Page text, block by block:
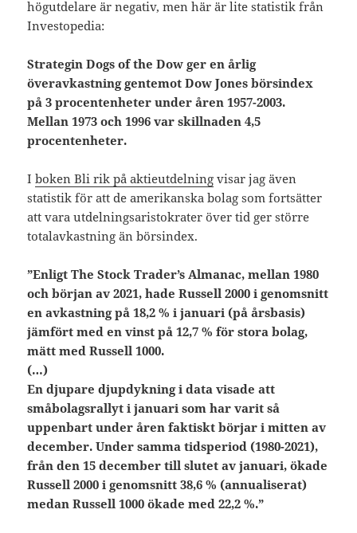
högutdelare är negativ, men här är lite statistik från
Investopedia:
Strategin Dogs of the Dow ger en årlig
överavkastning gentemot Dow Jones börsindex
på 3 procentenheter under åren 1957-2003.
Mellan 1973 och 1996 var skillnaden 4,5
procentenheter.
Iboken Bli rik på aktieutdelning visar jag även
statistik för att de amerikanska bolag som fortsätter
att vara utdelningsaristokrater över tid ger större
totalavkastning än börsindex.
”Enligt The Stock Trader’s Almanac, mellan 1980
och början av 2021, hade Russell 2000 i genomsnitt
en avkastning på 18,2 % i januari (på årsbasis)
jämfört med en vinst på 12,7 % för stora bolag,
mätt med Russell 1000.
(…)
En djupare djupdykning i data visade att
småbolagsrallyt i januari som har varit så
uppenbart under åren faktiskt börjar i mitten av
december. Under samma tidsperiod (1980-2021),
från den 15 december till slutet av januari, ökade
Russell 2000 i genomsnitt 38,6 % (annualiserat)
medan Russell 1000 ökade med 22,2 %.”